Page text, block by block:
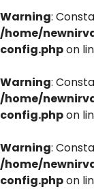
Warning:
/home/
config.phpon
Warning:
/home/
config.phpon
Warning:
/home/
config.phpon